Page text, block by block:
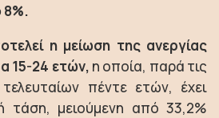
η μείωση της ανεργίας
15-24 ετών, η οποία, παρά τις
πέντε ετών, έχει
τάση, μειούμενη από 33,2%